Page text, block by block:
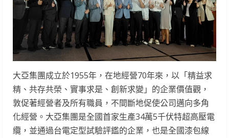
大亞集團成立於1955年，在地經營70年來，以「精益求
精、共存共榮、實事求是、創新求變」的企業價值觀，
敦促著經營者及所有職員，不間斷地促使公司邁向多角
化經營。大亞集團是全國首家生產34萬5千伏特超高壓電
纜，並通過台電定型試驗評鑑的企業，也是全國漆包線